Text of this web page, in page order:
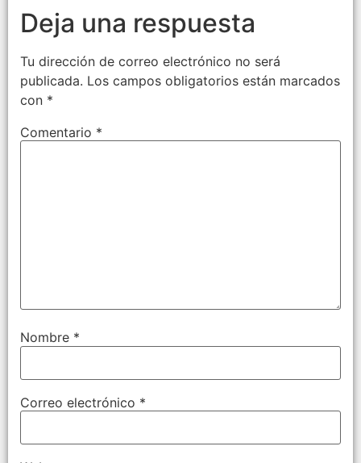
Deja una respuesta
Tu dirección de correo electrónico no será
publicada. Los campos obligatorios están marcados
con *
Comentario *
Nombre *
Correo electrónico *